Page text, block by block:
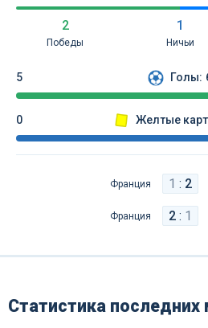
2
Победы
1
Ничьи
5 Голы:
0 Желтые
Франция 1 : 2
Франция 2: 1
Статистика последних